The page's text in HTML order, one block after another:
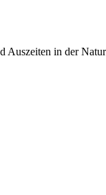
Auszeiten in der